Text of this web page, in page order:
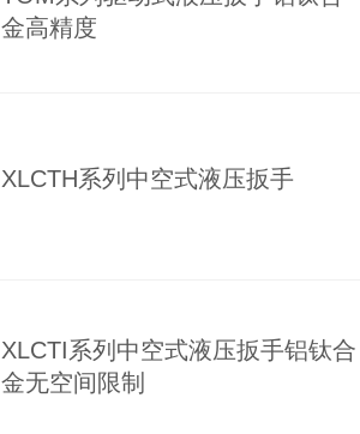
金高精度
XLCTH系列中空式液压扳手
XLCTI系列中空式液压扳手铝钛合
金无空间限制